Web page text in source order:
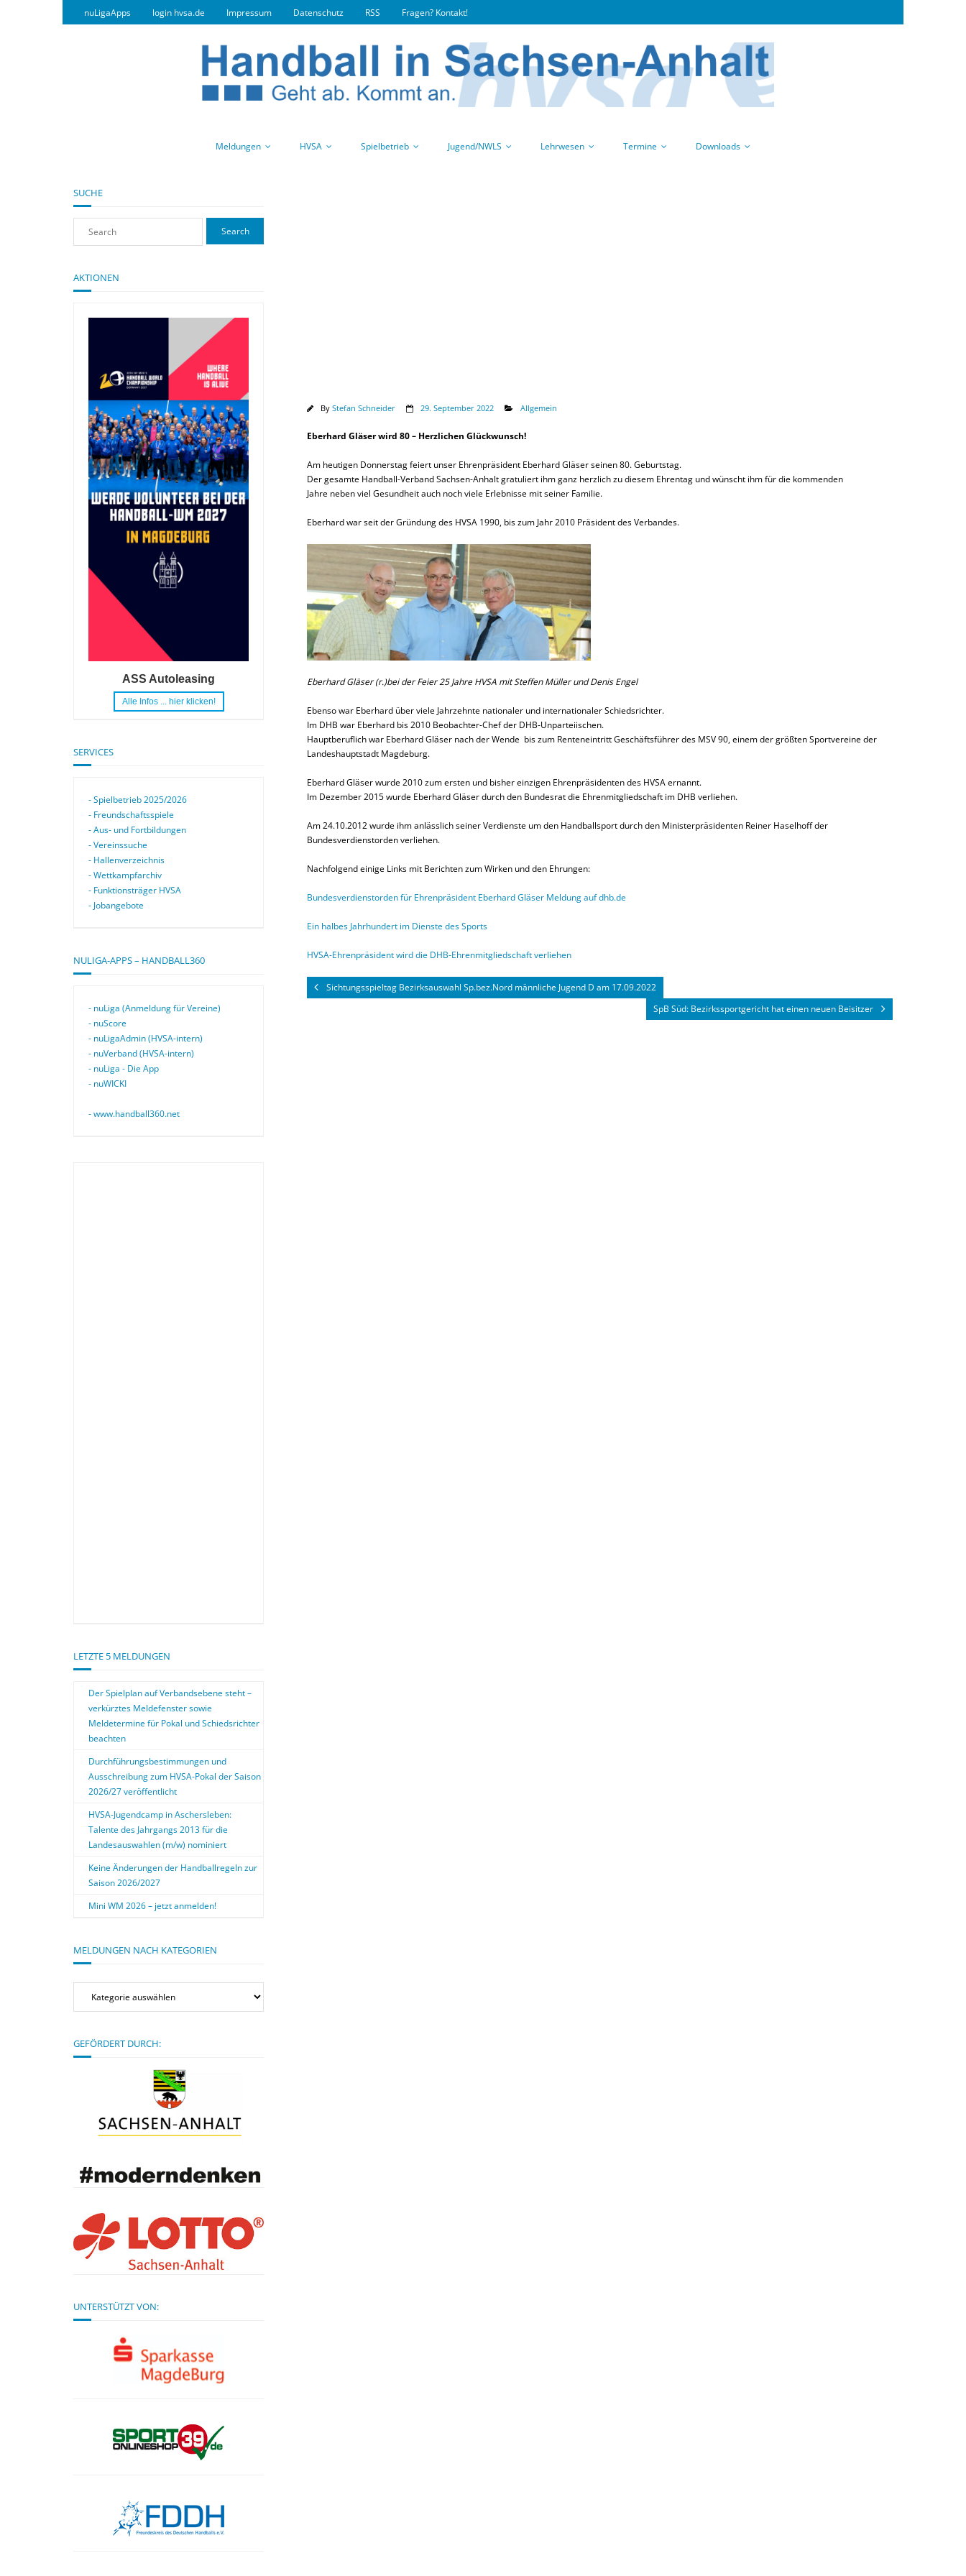
nuLigaApps login hvsa.de Impressum Datenschutz RSS Fragen? Kontakt!
Meldungen HVSA Spielbetrieb Jugend/NWLS Lehrwesen Termine Downloads
By Stefan Schneider 29. September 2022 Allgemein
Eberhard Gläser wird 80 – Herzlichen Glückwunsch!
Am heutigen Donnerstag feiert unser Ehrenpräsident Eberhard Gläser seinen 80. Geburtstag.
Der gesamte Handball-Verband Sachsen-Anhalt gratuliert ihm ganz herzlich zu diesem Ehrentag und wünscht ihm für die kommenden
Jahre neben viel Gesundheit auch noch viele Erlebnisse mit seiner Familie.
Eberhard war seit der Gründung des HVSA 1990, bis zum Jahr 2010 Präsident des Verbandes.
Eberhard Gläser (r.)bei der Feier 25 Jahre HVSA mit Steffen Müller und Denis Engel
Ebenso war Eberhard über viele Jahrzehnte nationaler und internationaler Schiedsrichter.
Im DHB war Eberhard bis 2010 Beobachter-Chef der DHB-Unparteiischen.
Hauptberuflich war Eberhard Gläser nach der Wende bis zum Renteneintritt Geschäftsführer des MSV 90, einem der größten Sportvereine der
Landeshauptstadt Magdeburg.
Eberhard Gläser wurde 2010 zum ersten und bisher einzigen Ehrenpräsidenten des HVSA ernannt.
Im Dezember 2015 wurde Eberhard Gläser durch den Bundesrat die Ehrenmitgliedschaft im DHB verliehen.
Am 24.10.2012 wurde ihm anlässlich seiner Verdienste um den Handballsport durch den Ministerpräsidenten Reiner Haselhoff der
Bundesverdienstorden verliehen.
Nachfolgend einige Links mit Berichten zum Wirken und den Ehrungen:
Bundesverdienstorden für Ehrenpräsident Eberhard Gläser Meldung auf dhb.de
Ein halbes Jahrhundert im Dienste des Sports
HVSA-Ehrenpräsident wird die DHB-Ehrenmitgliedschaft verliehen
Sichtungsspieltag Bezirksauswahl Sp.bez.Nord männliche Jugend D am 17.09.2022
SpB Süd: Bezirkssportgericht hat einen neuen Beisitzer
SUCHE
AKTIONEN
ASS Autoleasing
Alle Infos ... hier klicken!
SERVICES
- Spielbetrieb 2025/2026
- Freundschaftsspiele
- Aus- und Fortbildungen
- Vereinssuche
- Hallenverzeichnis
- Wettkampfarchiv
- Funktionsträger HVSA
- Jobangebote
NULIGA-APPS – HANDBALL360
- nuLiga (Anmeldung für Vereine)
- nuScore
- nuLigaAdmin (HVSA-intern)
- nuVerband (HVSA-intern)
- nuLiga - Die App
- nuWICKI
- www.handball360.net
LETZTE 5 MELDUNGEN
Der Spielplan auf Verbandsebene steht –
verkürztes Meldefenster sowie
Meldetermine für Pokal und Schiedsrichter
beachten
Durchführungsbestimmungen und
Ausschreibung zum HVSA-Pokal der Saison
2026/27 veröffentlicht
HVSA-Jugendcamp in Aschersleben:
Talente des Jahrgangs 2013 für die
Landesauswahlen (m/w) nominiert
Keine Änderungen der Handballregeln zur
Saison 2026/2027
Mini WM 2026 – jetzt anmelden!
MELDUNGEN NACH KATEGORIEN
Meldungen
Kategorien
GEFÖRDERT DURCH:
UNTERSTÜTZT VON: